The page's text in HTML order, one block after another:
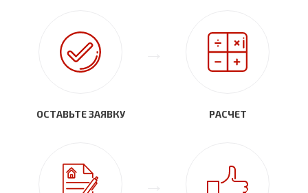
ОСТАВЬТЕ ЗАЯВКУ РАСЧЕТ